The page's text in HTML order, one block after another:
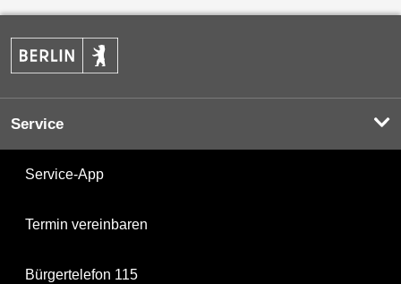
Service
Service-App
Termin vereinbaren
Bürgertelefon 115